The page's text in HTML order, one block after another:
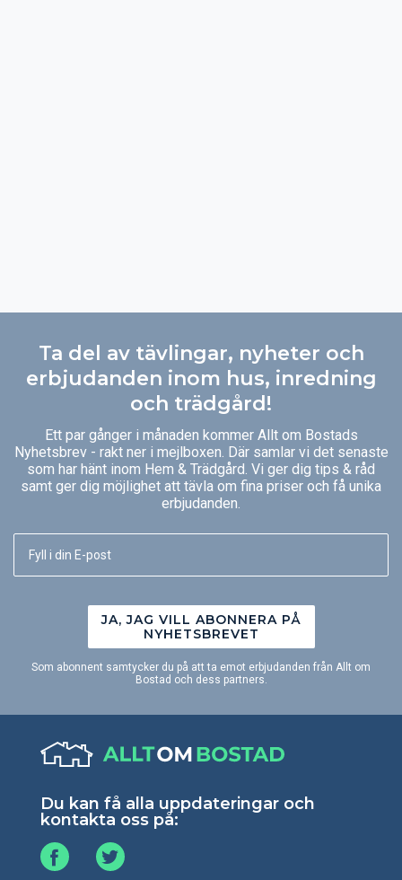
Ta del av tävlingar, nyheter och
erbjudanden inom hus, inredning
och trädgård!
Ett par gånger i månaden kommer Allt om Bostads
Nyhetsbrev - rakt ner i mejlboxen. Där samlar vi det senaste
som har hänt inom Hem & Trädgård. Vi ger dig tips & råd
samt ger dig möjlighet att tävla om fina priser och få unika
erbjudanden.
JA, JAG VILL ABONNERA PÅ
NYHETSBREVET
Som abonnent samtycker du på att ta emot erbjudanden från Allt om
Bostad och dess partners.
Du kan få alla uppdateringar och
kontakta oss på: